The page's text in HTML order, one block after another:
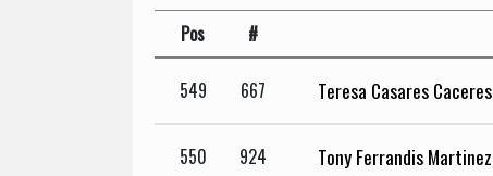
Pos #
549 667 Teresa Casares Caceres
550 924 Tony Ferrandis Martinez